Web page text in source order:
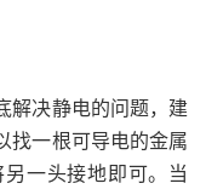
解决静电的问题，建
找一根可导电的金属
一头接地即可。当